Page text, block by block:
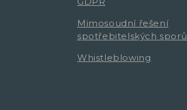
Mimosoudní řešení
spotřebitelských sporů
Whistleblowing